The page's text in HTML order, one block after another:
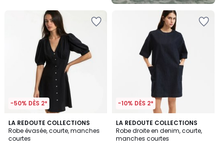
-50% DÈS 2*
LA REDOUTE COLLECTIONS
Robe évasée, courte, manches
courtes
2
/
5
2
Couleurs
-10% DÈS 2*
LA REDOUTE COLLECTIONS
Robe droite en denim, courte,
manches courtes
3,5
/ 5